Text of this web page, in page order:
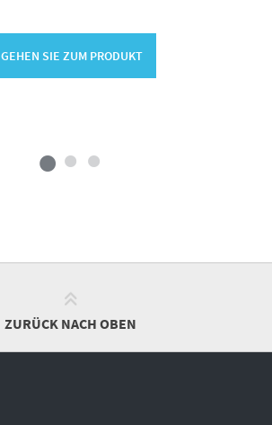
GEHEN SIE ZUM PRODUKT
ZURÜCK NACH OBEN